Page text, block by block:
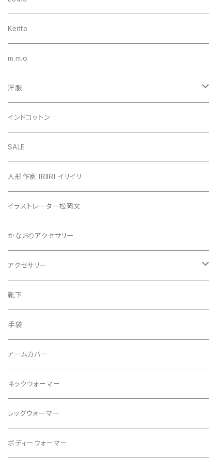
Keitto
m.m.o
洋服
シャツ・ブラウス
カーディガン
カットソー
チュニック
ニット
ベスト
ワンピース
スカート
タンクトップ
プルオーバー
パンツ
ジャケット
インドコットン
SALE
人形作家 IRIIRI イリイリ
イラストレーター松岡文
かなおりアクセサリー
アクセサリー
ピアス
イヤリング
ネックレス
ブレスレット
ブローチ
ヘアゴム
靴下
手袋
アームカバー
ネックウォーマー
レッグウォーマー
ボディーウォーマー